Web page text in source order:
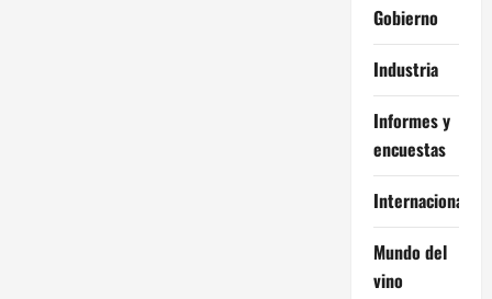
Gobierno
Industria
Informes y
encuestas
Internacional
Mundo del
vino